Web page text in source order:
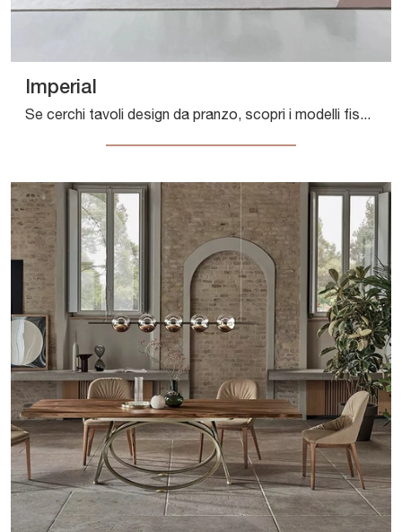
Imperial
Se cerchi tavoli design da pranzo, scopri i modelli fissi di Bontempi: clicca e scopri il modello Imperial in vetro.